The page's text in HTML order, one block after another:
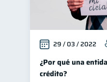
29 / 03 / 2022
¿Por qué una
crédito?